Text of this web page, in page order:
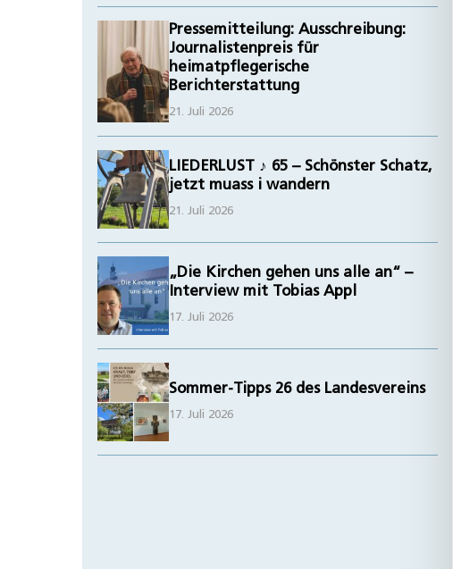
Pressemitteilung: Ausschreibung:
Journalistenpreis für
heimatpflegerische
Berichterstattung
21. Juli 2026
LIEDERLUST ♪ 65 – Schönster Schatz,
jetzt muass i wandern
21. Juli 2026
„Die Kirchen gehen uns alle an“ –
Interview mit Tobias Appl
17. Juli 2026
Sommer-Tipps 26 des Landesvereins
17. Juli 2026